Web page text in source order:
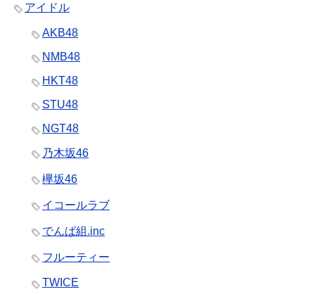
アイドル
AKB48
NMB48
HKT48
STU48
NGT48
乃木坂46
欅坂46
イコールラブ
でんぱ組.inc
フルーティー
TWICE